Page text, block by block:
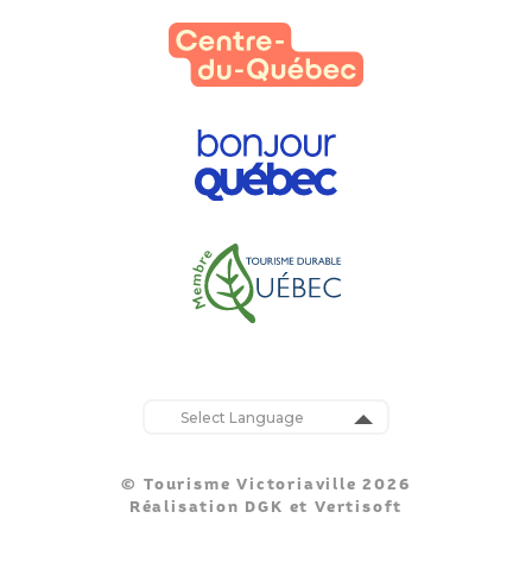
© Tourisme Victoriaville 2026
Réalisation DGK et Vertisoft